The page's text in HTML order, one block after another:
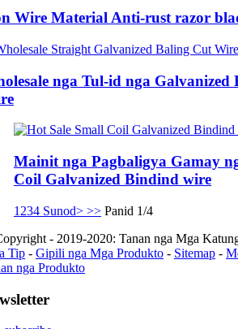
Wire Material Anti-rust razor
nga Tul-id nga Galvanized
Mainit nga Pagbaligya Gamay
Coil Galvanized Bindind wire
1 234 Sunod> >> Panid 1/4
- 2019-2020: Tanan nga Mga
Tip - Gipili nga Mga Produkto - Sitemap -
nga Produkto